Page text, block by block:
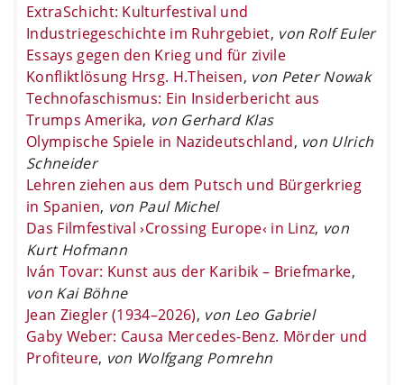
ExtraSchicht: Kulturfestival und
Industriegeschichte im Ruhrgebiet, von Rolf Euler
Essays gegen den Krieg und für zivile
Konfliktlösung Hrsg. H.Theisen, von Peter Nowak
Technofaschismus: Ein Insiderbericht aus
Trumps Amerika, von Gerhard Klas
Olympische Spiele in Nazideutschland, von Ulrich
Schneider
Lehren ziehen aus dem Putsch und Bürgerkrieg
in Spanien, von Paul Michel
Das Filmfestival ›Crossing Europe‹ in Linz, von
Kurt Hofmann
Iván Tovar: Kunst aus der Karibik – Briefmarke,
von Kai Böhne
Jean Ziegler (1934–2026), von Leo Gabriel
Gaby Weber: Causa Mercedes-Benz. Mörder und
Profiteure, von Wolfgang Pomrehn